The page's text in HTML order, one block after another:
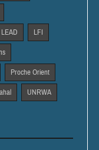
LEAD LFI
Proche Orient
UNRWA